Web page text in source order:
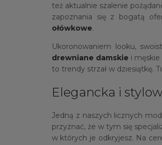
też aktualnie szalenie
zapoznania się z bogatą
ołówkowe.
Ukoronowaniem looku,
drewniane damskie i męskie
to trendy strzał w dziesiątkę.
Elegancka i
Jedną z naszych licznych
przyznać, że w tym się
w których je odkryjesz. Na